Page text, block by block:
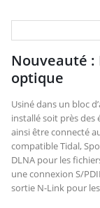
Nouveauté :
optique
Usiné dans un bloc
installé soit près
ainsi être connecté
compatible Tidal,
DLNA pour les
une connexion S/
sortie N-Link pour